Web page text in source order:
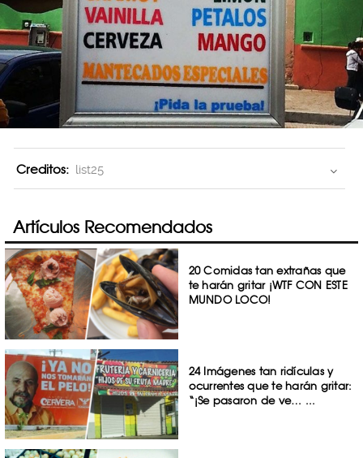
Creditos: list25
Artículos Recomendados
20 Comidas tan extrañas que
te harán gritar ¡WTF CON ESTE
MUNDO LOCO!
24 Imágenes tan ridículas y
ocurrentes que te harán gritar:
“¡Se pasaron de ve… ...